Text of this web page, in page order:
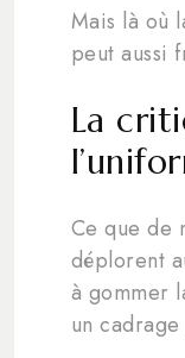
Mais là où
peut aussi
La
Ce que de
déplorent
à gommer
un